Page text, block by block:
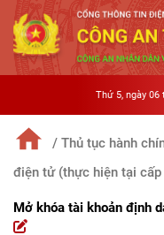
Thứ 5, ngày 06
/ Thủ tục hành
điện tử (thực hiện tại cấp
Mở khóa tài khoản định